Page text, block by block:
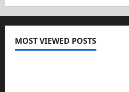
MOST VIEWED POSTS